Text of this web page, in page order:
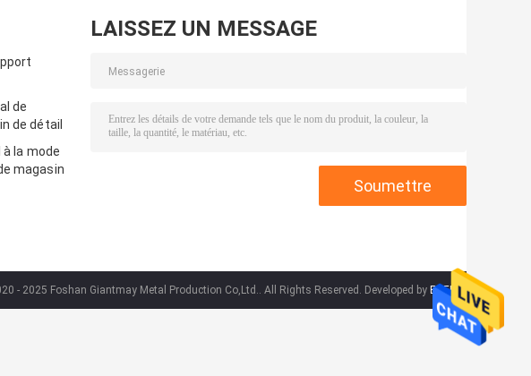
de
de détail
la mode
magasin
LAISSEZ UN MESSAGE
- 2025 Foshan Giantmay Metal Production Co,Ltd.. All Rights Reserved. Developed by ECER